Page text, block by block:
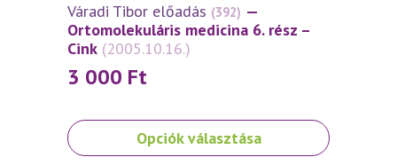
Váradi Tibor előadás (392) —
Ortomolekuláris medicina 6. rész –
Cink (2005.10.16.)
3 000 Ft
Opciók választása
Ennek
a